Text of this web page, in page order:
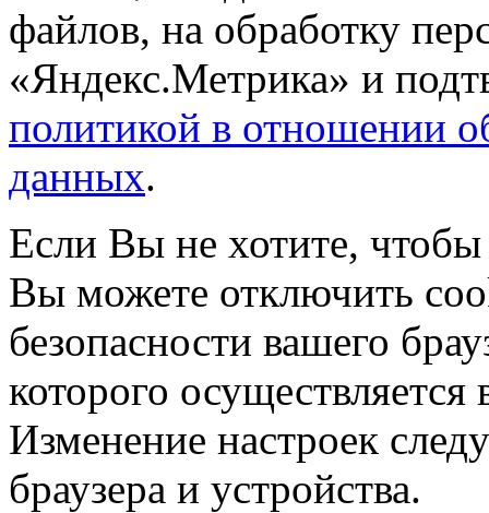
файлов, на обработку
«Яндекс.Метрика» и
политикой в отношении
данных.
Если Вы не хотите,
Вы можете отключить
безопасности вашего
которого
Изменение настроек
браузера и устройства.